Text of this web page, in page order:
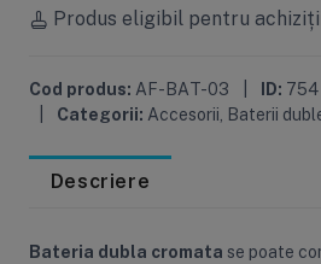
Produs eligibil pentru
Cod produs: AF-BAT-03 ID: 754
Categorii: Accesorii Baterii
Descriere
Bateria dubla cromata se poate